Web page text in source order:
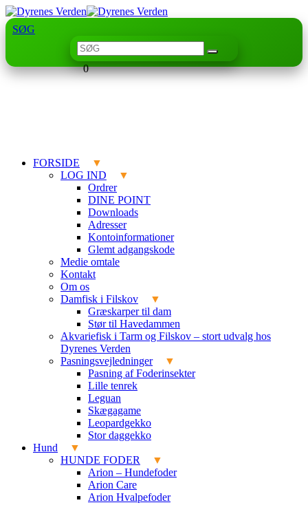
SØG
0
FORSIDE
LOG IND
Ordrer
DINE POINT
Downloads
Adresser
Kontoinformationer
Glemt adgangskode
Medie omtale
Kontakt
Om os
Damfisk i Filskov
Græskarper til dam
Stør til Havedammen
Akvariefisk i Tarm og Filskov – stort udvalg hos
Dyrenes Verden
Pasningsvejledninger
Pasning af Foderinsekter
Lille tenrek
Leguan
Skægagame
Leopardgekko
Stor daggekko
Hund
HUNDE FODER
Arion – Hundefoder
Arion Care
Arion Hvalpefoder